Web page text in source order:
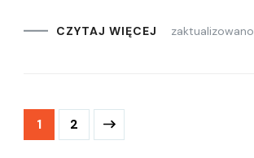
CZYTAJ WIĘCEJ zaktualizowano
Stronicowanie
Strona
1 Strona
2